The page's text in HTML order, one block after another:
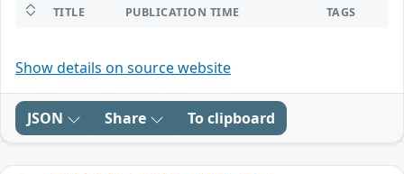
TITLE PUBLICATION TIME TAGS
Show details on source website
JSON Share To clipboard